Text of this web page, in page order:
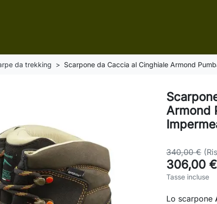
da trekking Scarpone da Caccia al Cinghiale Armond
Armond
340,00 €
306,00 €
Tasse incluse
Lo scarpone